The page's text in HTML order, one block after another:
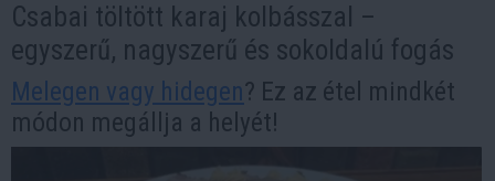
Csabai töltött karaj kolbásszal –
egyszerű, nagyszerű és sokoldalú fogás
Melegen vagy hidegen? Ez az étel mindkét
módon megállja a helyét!